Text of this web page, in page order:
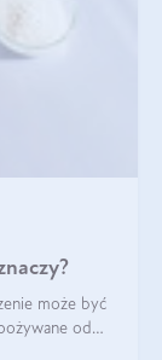
może być
od